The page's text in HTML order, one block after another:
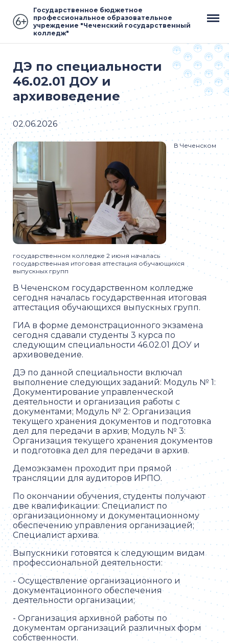
Государственное бюджетное
профессиональное образовательное
учреждение "Чеченский государственный
колледж"
ДЭ по специальности
46.02.01 ДОУ и
архивоведение
02.06.2026
В Чеченском
государственном колледже 2 июня началась
государственная итоговая аттестация обучающихся
выпускных групп
В Чеченском государственном колледже
сегодня началась государственная итоговая
аттестация обучающихся выпускных групп.
ГИА в форме демонстрационного экзамена
сегодня сдавали студенты 3 курса по
следующим специальности 46.02.01 ДОУ и
архивоведение.
ДЭ по данной специальности включал
выполнение следующих заданий: Модуль № 1:
Документирование управленческой
деятельности и организация работы с
документами; Модуль № 2: Организация
текущего хранения документов и подготовка
дел для передачи в архив; Модуль № 3:
Организация текущего хранения документов
и подготовка дел для передачи в архив.
Демоэкзамен проходит при прямой
трансляции для аудиторов ИРПО.
По окончании обучения, студенты получают
две квалификации: Специалист по
организационному и документационному
обеспечению управления организацией;
Специалист архива.
Выпускники готовятся к следующим видам
профессиональной деятельности:
- Осуществление организационного и
документационного обеспечения
деятельности организации;
- Организация архивной работы по
документам организаций различных форм
собственности.